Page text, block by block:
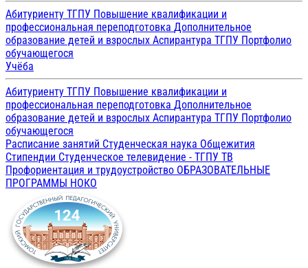
Абитуриенту ТГПУ Повышение квалификации и
профессиональная переподготовка Дополнительное
образование детей и взрослых Аспирантура ТГПУ Портфолио
обучающегося
Учёба
Абитуриенту ТГПУ Повышение квалификации и
профессиональная переподготовка Дополнительное
образование детей и взрослых Аспирантура ТГПУ Портфолио
обучающегося
Расписание занятий Студенческая наука Общежития
Стипендии Студенческое телевидение - ТГПУ ТВ
Профориентация и трудоустройство ОБРАЗОВАТЕЛЬНЫЕ
ПРОГРАММЫ НОКО